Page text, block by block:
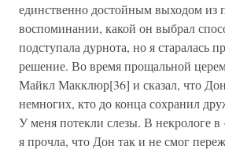
единственно достойным выходом из
воспоминании, какой он выбрал
подступала дурнота, но я старалась
решение. Во время прощальной
Майкл Макклюр[36] и сказал, что
немногих, кто до конца сохранил
У меня потекли слезы. В некрологе
я прочла, что Дон так и не смог